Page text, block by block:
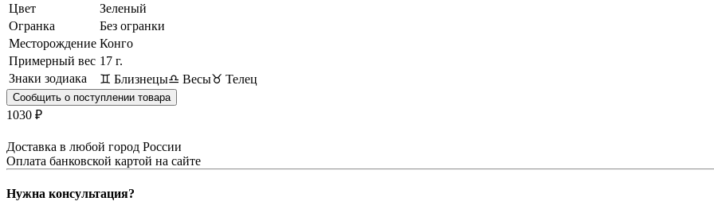
Цвет
Зеленый
Огранка
Без огранки
Месторождение Конго
Примерный вес 17 г.
Знаки зодиака
♊ Близнецы♎ Весы♉ Телец
Сообщить о поступлении товара
1030 ₽
Доставка в любой город России
Оплата банковской картой на сайте
Нужна консультация?